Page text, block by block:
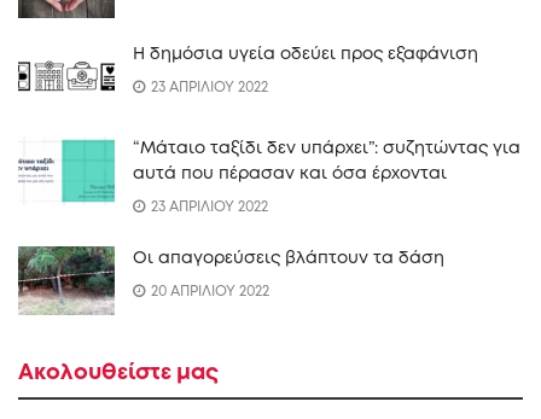
Η δημόσια υγεία οδεύει προς εξαφάνιση
23 ΑΠΡΙΛΙΟΥ 2022
“Mάταιο ταξίδι δεν υπάρχει”: συζητώντας για
αυτά που πέρασαν και όσα έρχονται
23 ΑΠΡΙΛΙΟΥ 2022
Οι απαγορεύσεις βλάπτουν τα δάση
20 ΑΠΡΙΛΙΟΥ 2022
Ακολουθείστε μας